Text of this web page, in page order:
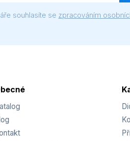
souhlasíte se zpracováním